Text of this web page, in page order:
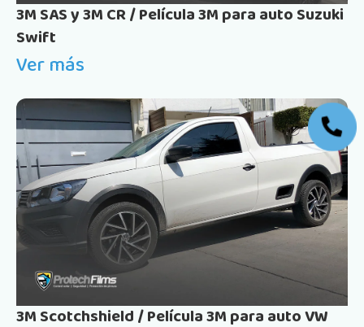
3M SAS y 3M CR / Película 3M para auto Suzuki
Swift
Ver más
3M Scotchshield / Película 3M para auto VW